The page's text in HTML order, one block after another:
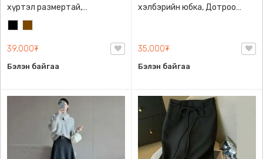
хүртэл размертай,
Суналттай хилэн даавуун
материалтай, 2 өнгөний
сонголттой, дотор талдаа
39,000₮
Бэлэн байгаа
хэлбэрийн юбка, Дотроо
35,000₮
Бэлэн байгаа